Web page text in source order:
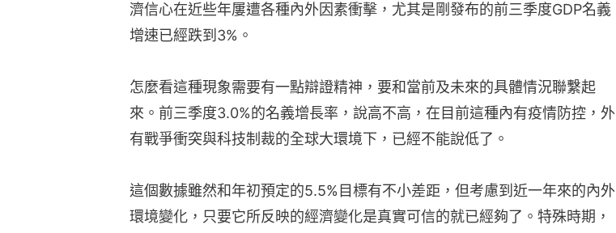
濟信心在近些年屢遭各種內外因素衝擊，尤其是剛發布的前三季度GDP名義
增速已經跌到3%。
怎麼看這種現象需要有一點辯證精神，要和當前及未來的具體情況聯繫起
來。前三季度3.0%的名義增長率，說高不高，在目前這種內有疫情防控，外
有戰爭衝突與科技制裁的全球大環境下，已經不能說低了。
這個數據雖然和年初預定的5.5%目標有不小差距，但考慮到近一年來的內外
環境變化，只要它所反映的經濟變化是真實可信的就已經夠了。特殊時期，